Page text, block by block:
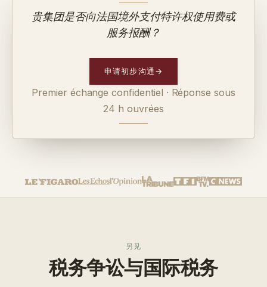
贵集团是否向法国境外支付特许权使用费或
服务报酬？
申请初步沟通→
Premier échange confidentiel · Réponse sous
24 h ouvrées
另见
税务争讼与国际税务